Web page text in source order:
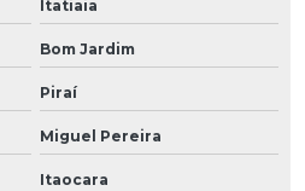
Itatiaia
Bom Jardim
Piraí
Miguel Pereira
Itaocara